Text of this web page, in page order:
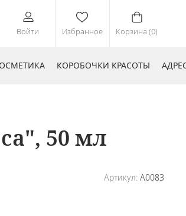
Войти Избранное Корзина (0)
КОРОБОЧКИ КРАСОТЫ
50 мл
Артикул: A0083